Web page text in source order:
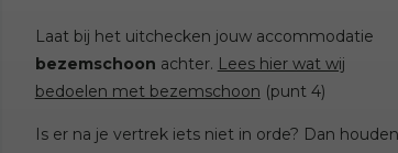
Laat bij het uitchecken jouw accommodatie
bezemschoon achter. Lees hier wat wij
bedoelen met bezemschoon (punt 4)
Is er na je vertrek iets niet in orde? Dan houden